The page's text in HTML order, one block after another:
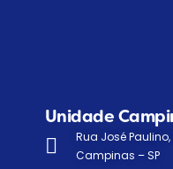
Unidade
Rua José Paulino,
Campinas – SP